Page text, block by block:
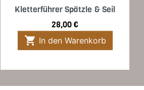
 Vorschau
Kletterführer Spätzle & Seil
Preis
28,00 €
 In den Warenkorb